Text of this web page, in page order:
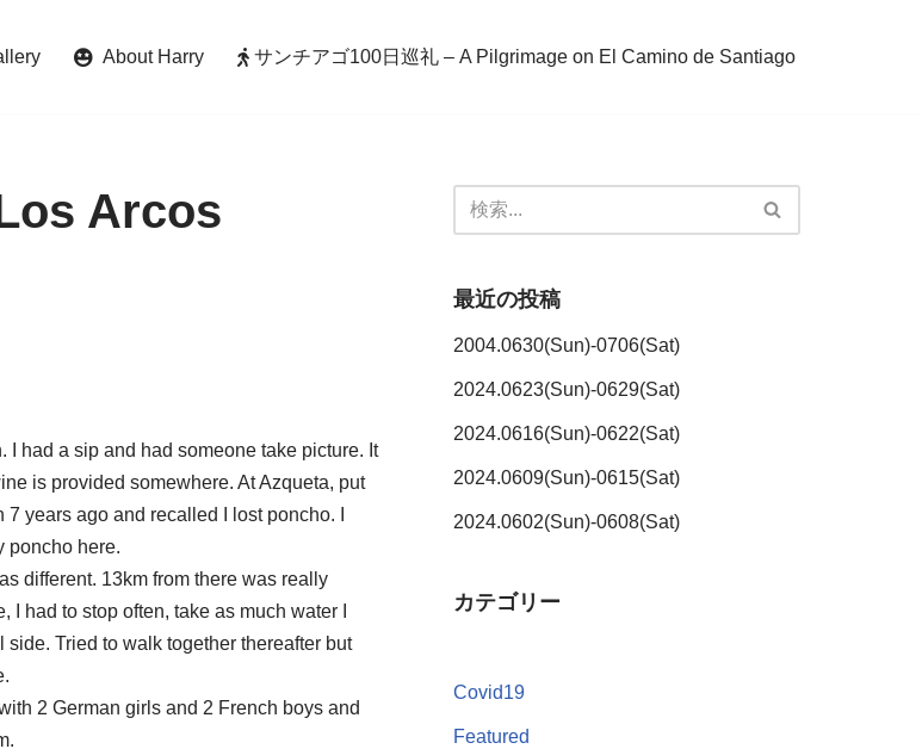
About Harry サンチアゴ100日巡礼 – A Pilgrimage on El Camino de Santiago
Arcos
had a sip and had someone take picture. It
is provided somewhere. At Azqueta, put
years ago and recalled I lost poncho. I
poncho here.
different. 13km from there was really
had to stop often, take as much water I
Tried to walk together thereafter but
2 German girls and 2 French boys and
最近の投稿
2004.0630(Sun)-0706(Sat)
2024.0623(Sun)-0629(Sat)
2024.0616(Sun)-0622(Sat)
2024.0609(Sun)-0615(Sat)
2024.0602(Sun)-0608(Sat)
カテゴリー
Covid19
Featured